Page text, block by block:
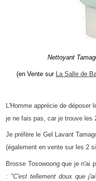
Nettoyant
(en Vente sur La Salle de
L'Homme apprécie de déposer
je ne fais pas, car je trouve les
Je préfère le Gel Lavant
(également en vente sur les 2
Brosse Tosowoong que je n'ai
: "C'est tellement doux que